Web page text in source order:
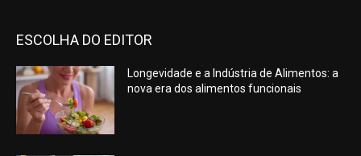
ESCOLHA DO EDITOR
Longevidade e a Indústria de Alimentos: a
nova era dos alimentos funcionais